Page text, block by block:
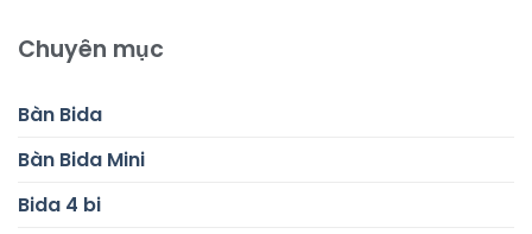
Chuyên mục
Bàn Bida
Bàn Bida Mini
Bida 4 bi